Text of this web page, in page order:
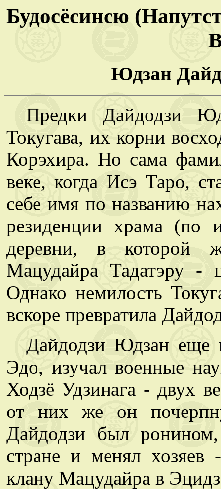
Будосёсинсю
Юдзан
Предки Дайдодзи
Токугава, их корни
Корэхира. Но сама
веке, когда Исэ Таро,
себе имя по названию
резиденции храма (по
деревни, в которой
Мацудайра Тадатэру -
Однако немилость
вскоре превратила
Дайдодзи Юдзан еще
Эдо, изучал военные
Ходзё Удзинага - двух
от них же он
Дайдодзи был
стране и менял
клану Мацудайра в